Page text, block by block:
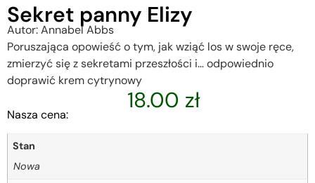
Sekret panny Elizy
Autor: Annabel Abbs
Poruszająca opowieść o tym, jak wziąć los w swoje ręce,
zmierzyć się z sekretami przeszłości i… odpowiednio
doprawić krem cytrynowy
Nasza cena:
18.00 zł
Stan
Nowa